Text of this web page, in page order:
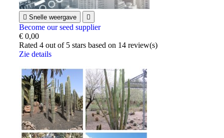
 Snelle weergave 
Become our seed supplier
€ 0,00
Rated4 out of 5 stars based on 14 review(s)
Zie details